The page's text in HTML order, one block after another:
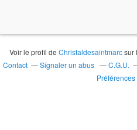
Voir le profil deChristaldesaintmarcsur
Contact
Signaler un abus C.G.U.